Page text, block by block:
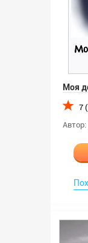
Моя
7
Автор: